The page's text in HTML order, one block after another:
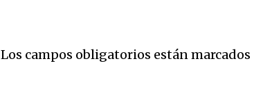
Los campos obligatorios están marcados